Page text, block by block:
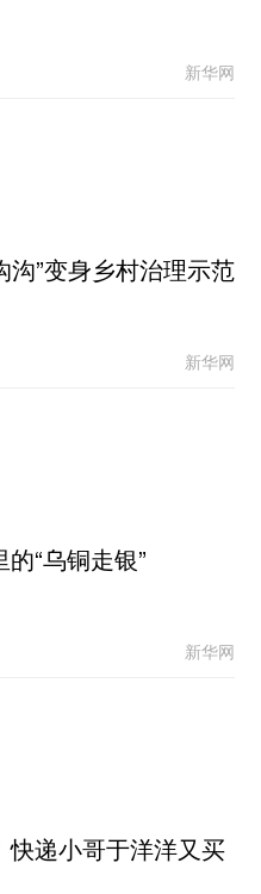
新华网
沟”变身乡村治理示范
新华网
“乌铜走银”
新华网
递小哥于洋洋又买